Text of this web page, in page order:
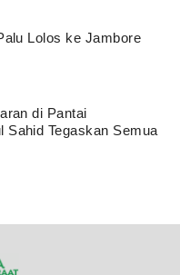
Lolos ke Jambore
di Pantai
Sahid Tegaskan Semua